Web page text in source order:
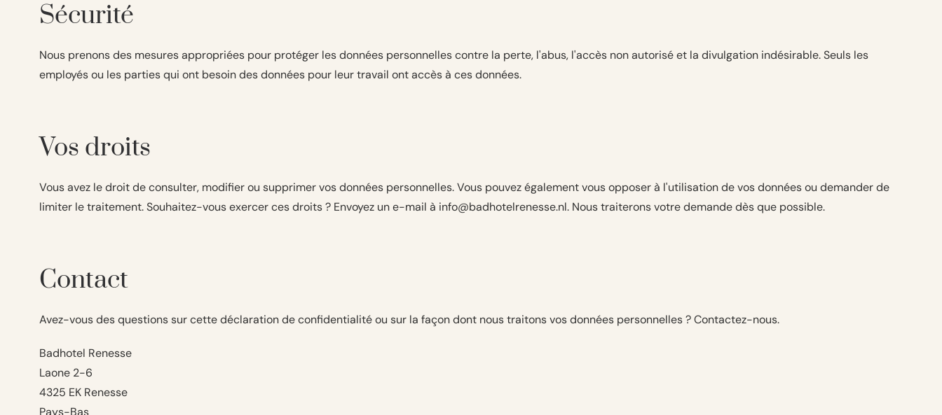
Sécurité
Nous prenons des mesures appropriées pour protéger les données personnelles contre la perte, l'abus, l'accès non autorisé et la divulgation indésirable. Seuls les
employés ou les parties qui ont besoin des données pour leur travail ont accès à ces données.
Vos droits
Vous avez le droit de consulter, modifier ou supprimer vos données personnelles. Vous pouvez également vous opposer à l'utilisation de vos données ou demander de
limiter le traitement. Souhaitez-vous exercer ces droits ? Envoyez un e-mail à info@badhotelrenesse.nl. Nous traiterons votre demande dès que possible.
Contact
Avez-vous des questions sur cette déclaration de confidentialité ou sur la façon dont nous traitons vos données personnelles ? Contactez-nous.
Badhotel Renesse
Laone 2-6
4325 EK Renesse
Pays-Bas